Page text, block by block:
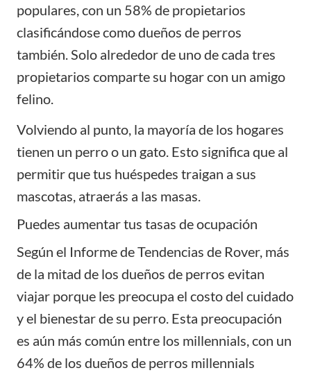
populares, con un 58% de propietarios
clasificándose como dueños de perros
también. Solo alrededor de uno de cada tres
propietarios comparte su hogar con un amigo
felino.
Volviendo al punto, la mayoría de los hogares
tienen un perro o un gato. Esto significa que al
permitir que tus huéspedes traigan a sus
mascotas, atraerás a las masas.
Puedes aumentar tus tasas de ocupación
Según el Informe de Tendencias de Rover, más
de la mitad de los dueños de perros evitan
viajar porque les preocupa el costo del cuidado
y el bienestar de su perro. Esta preocupación
es aún más común entre los millennials, con un
64% de los dueños de perros millennials